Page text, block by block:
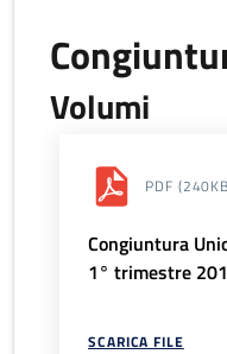
Volumi
PDF
Congiuntura
1° trimestre
SCARICA FILE